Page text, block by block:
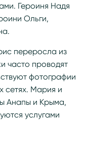
Героиня Надя
Ольги,
переросла из
часто проводят
фотографии
сетях. Мария и
Анапы и Крыма,
услугами